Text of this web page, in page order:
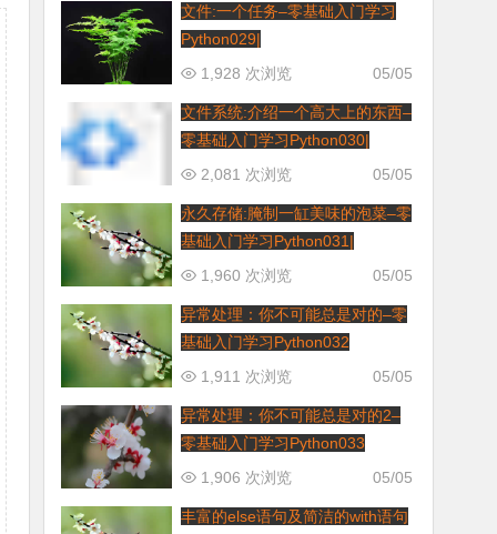
文件:一个任务–零基础入门学习
Python029|
05/05
1,928 次浏览
文件系统:介绍一个高大上的东西–
零基础入门学习Python030|
05/05
2,081 次浏览
永久存储:腌制一缸美味的泡菜–零
基础入门学习Python031|
05/05
1,960 次浏览
异常处理：你不可能总是对的–零
基础入门学习Python032
05/05
1,911 次浏览
异常处理：你不可能总是对的2–
零基础入门学习Python033
05/05
1,906 次浏览
丰富的else语句及简洁的with语句